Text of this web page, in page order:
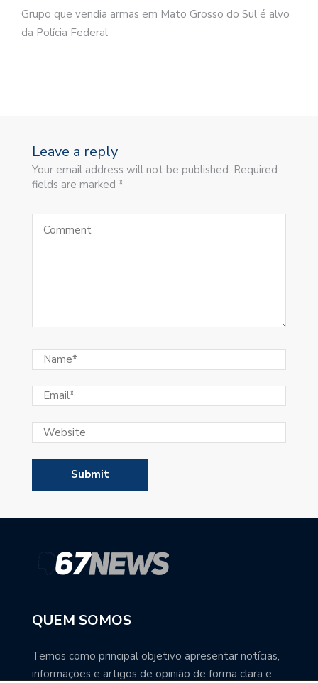
Grupo que vendia armas em Mato Grosso do Sul é alvo
da Polícia Federal
Leave a reply
Your email address will not be published. Required
fields are marked *
QUEM SOMOS
Temos como principal objetivo apresentar notícias,
informações e artigos de opinião de forma clara e